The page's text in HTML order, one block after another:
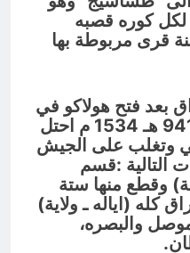
لكل كوره قصبه
قرى مربوطة بها
بعد فتح هولاكو في
اضطراب واختلال. سنة 941 هـ 1534 م احتل
وتغلب على الجيش
التالية :قسم
وقطع منها ستة
كله (اياله ـ ولاية)
والبصره،